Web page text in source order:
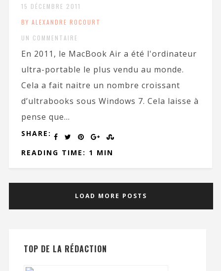
15 DÉCEMBRE 2011
BY ALEXANDRE ROCOURT
UN COMMENTAIRE
En 2011, le MacBook Air a été l'ordinateur
ultra-portable le plus vendu au monde.
Cela a fait naitre un nombre croissant
d’ultrabooks sous Windows 7. Cela laisse à
pense que...
SHARE:
READING TIME: 1 MIN
LOAD MORE POSTS
TOP DE LA RÉDACTION